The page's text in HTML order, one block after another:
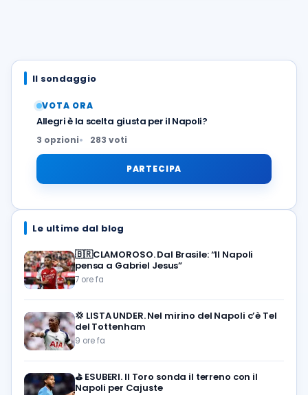
Il sondaggio
VOTA ORA
Allegri è la scelta giusta per il Napoli?
3 opzioni 283 voti
PARTECIPA
Le ultime dal blog
🇧🇷CLAMOROSO. Dal Brasile: “Il Napoli
pensa a Gabriel Jesus”
7 ore fa
💢 LISTA UNDER. Nel mirino del Napoli c’è Tel
del Tottenham
9 ore fa
⛳ ESUBERI. Il Toro sonda il terreno con il
Napoli per Cajuste